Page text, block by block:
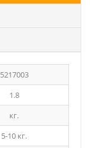
5217003
1.8
кг.
5-10 кг.